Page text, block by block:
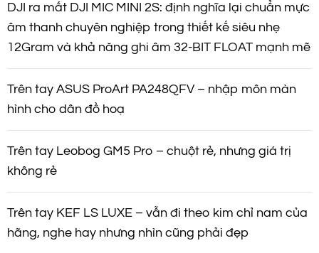
DJI ra mắt DJI MIC MINI 2S: định nghĩa lại chuẩn mực
âm thanh chuyên nghiệp trong thiết kế siêu nhẹ
12Gram và khả năng ghi âm 32-BIT FLOAT mạnh mẽ
Trên tay ASUS ProArt PA248QFV – nhập môn màn
hình cho dân đồ hoạ
Trên tay Leobog GM5 Pro – chuột rẻ, nhưng giá trị
không rẻ
Trên tay KEF LS LUXE – vẫn đi theo kim chỉ nam của
hãng, nghe hay nhưng nhìn cũng phải đẹp